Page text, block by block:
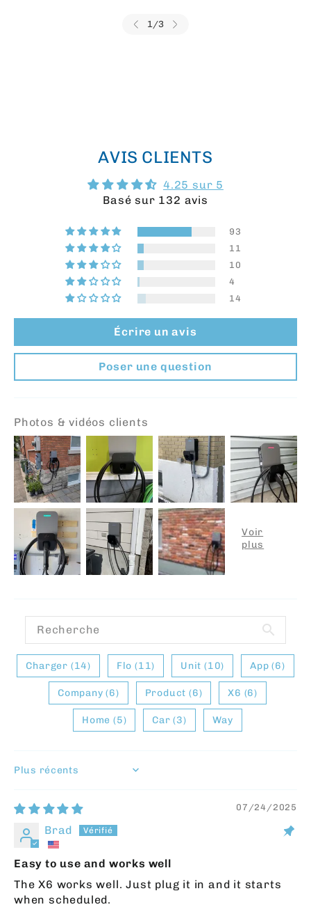
1/3
AVIS CLIENTS
4.25 sur 5
Basé sur 132 avis
93
11
10
4
14
Écrire un avis
Poser une question
Photos & vidéos clients
Charger (14) Flo (11) Unit (10) App (6)
Company (6) Product (6) X6 (6)
Home (5) Car (3) Way
SORT BY
07/24/2025
Brad
Easy to use and works well
The X6 works well. Just plug it in and it starts
when scheduled.